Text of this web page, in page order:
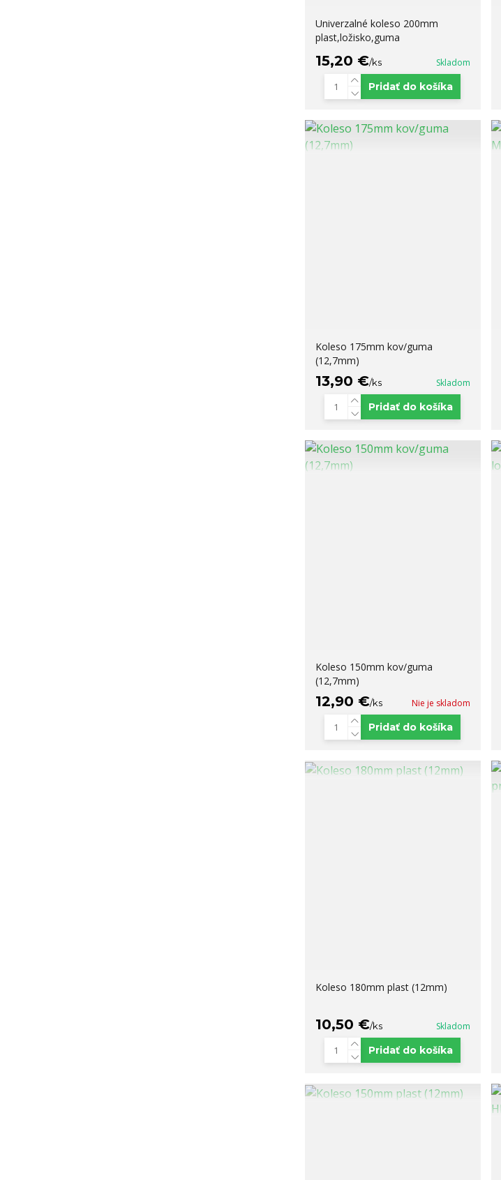
Univerzalné koleso 200mm
plast,ložisko,guma
15,20 €/ks Skladom
Pridať do košíka
Koleso 175mm kov/guma
(12,7mm)
13,90 €/ks Skladom
Pridať do košíka
Koleso 150mm kov/guma
(12,7mm)
12,90 €/ks Nie je skladom
Pridať do košíka
Koleso 180mm plast (12mm)
10,50 €/ks Skladom
Pridať do košíka